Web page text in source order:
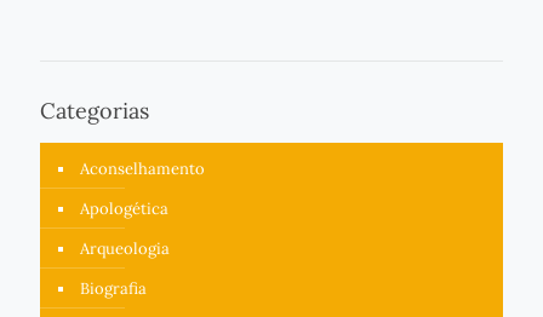
Categorias
Aconselhamento
Apologética
Arqueologia
Biografia